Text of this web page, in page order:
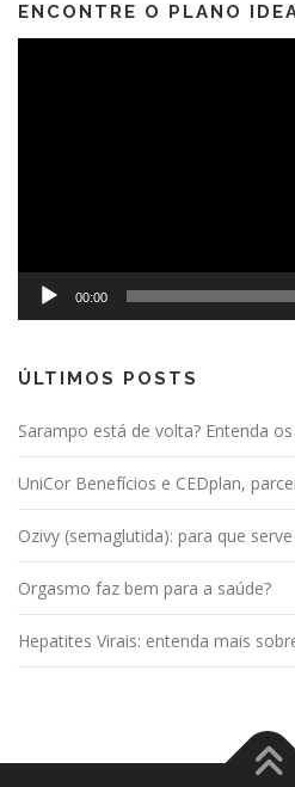
ENCONTRE O PLANO
00:00
ÚLTIMOS POSTS
Sarampo está de volta? Entenda
UniCor Benefícios e CEDplan,
Ozivy (semaglutida): para que
Orgasmo faz bem para a saúde?
Hepatites Virais: entenda mais